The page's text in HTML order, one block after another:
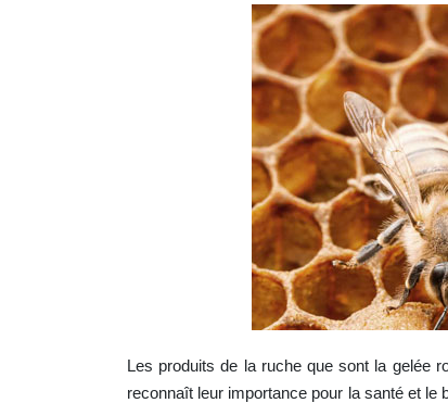
Les produits de la ruche que sont la gelée
reconnaît leur importance pour la santé et le